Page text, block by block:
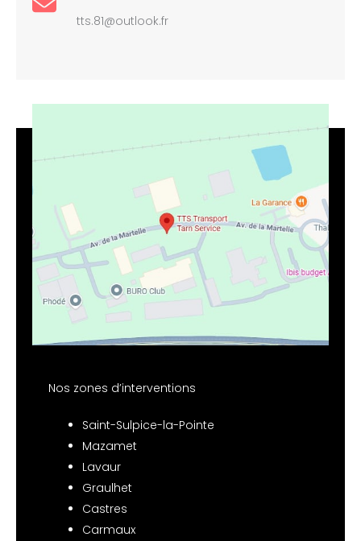
tts.81@outlook.fr
Nos zones d’interventions
Saint-Sulpice-la-Pointe
Mazamet
Lavaur
Graulhet
Castres
Carmaux